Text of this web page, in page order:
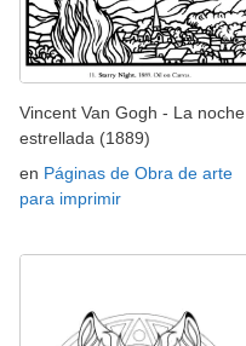
Vincent Van Gogh - La noche
estrellada (1889)
en Páginas de Obra de arte
para imprimir